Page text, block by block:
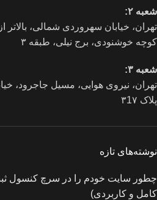
شعبه ۲:
تهران، خيابان سهروردی شمالی،
کوچه خوشنودی، برج نیلی، طبقه ۳
شعبه ۳:
تهران، نیروی هوایی، مسیل جاجرود،
پلاک ۳1۷
نوشته‌های تازه
چطور سایت خودم را در سرچ کنسول
کامل و کاربردی)